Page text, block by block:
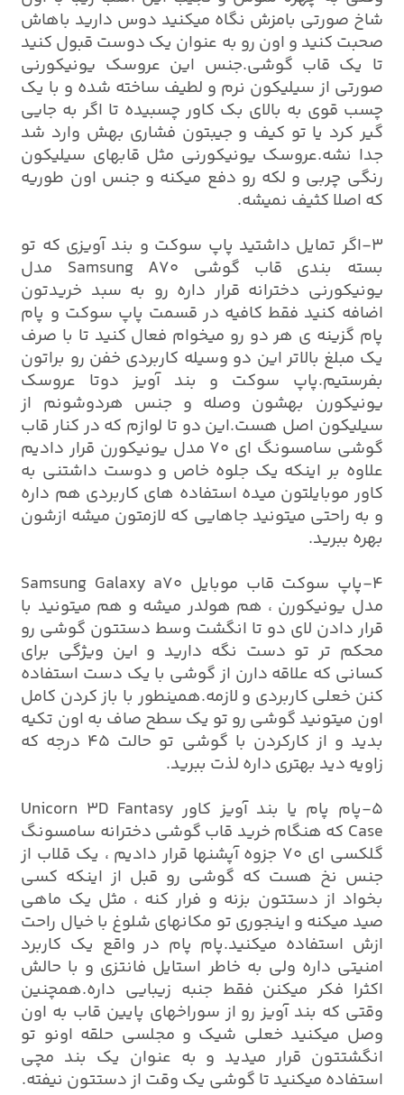
شاخ صورتی بامزش نگاه میکنید دوس دارید باهاش
صحبت کنید و اون رو به عنوان یک دوست قبول کنید
تا یک قاب گوشی.جنس این عروسک یونیکورنی
صورتی از سیلیکون نرم و لطیف ساخته شده و با یک
چسب قوی به بالای بک کاور چسبیده تا اگر به جایی
گیر کرد یا تو کیف و جیبتون فشاری بهش وارد شد
جدا نشه.عروسک یونیکورنی مثل قابهای سیلیکون
رنگی چربی و لکه رو دفع میکنه و جنس اون طوریه
که اصلا کثیف نمیشه.
3-اگر تمایل داشتید پاپ سوکت و بند آویزی که تو
بسته بندی قاب گوشی Samsung A70 مدل
یونیکورنی دخترانه قرار داره رو به سبد خریدتون
اضافه کنید فقط کافیه در قسمت پاپ سوکت و پام
پام گزینه ی هر دو رو میخوام فعال کنید تا با صرف
یک مبلغ بالاتر این دو وسیله کاربردی خفن رو براتون
بفرستیم.پاپ سوکت و بند آویز دوتا عروسک
یونیکورن بهشون وصله و جنس هردوشونم از
سیلیکون اصل هست.این دو تا لوازم که در کنار قاب
گوشی سامسونگ ای 70 مدل یونیکورن قرار دادیم
علاوه بر اینکه یک جلوه خاص و دوست داشتنی به
کاور موبایلتون میده استفاده های کاربردی هم داره
و به راحتی میتونید جاهایی که لازمتون میشه ازشون
بهره ببرید.
4-پاپ سوکت قاب موبایل Samsung Galaxy a70
مدل یونیکورن ، هم هولدر میشه و هم میتونید با
قرار دادن لای دو تا انگشت وسط دستتون گوشی رو
محکم تر تو دست نگه دارید و این ویژگی برای
کسانی که علاقه دارن از گوشی با یک دست استفاده
کنن خعلی کاربردی و لازمه.همینطور با باز کردن کامل
اون میتونید گوشی رو تو یک سطح صاف به اون تکیه
بدید و از کارکردن با گوشی تو حالت 45 درجه که
زاویه دید بهتری داره لذت ببرید.
5-پام پام یا بند آویز کاور Unicorn 3D Fantasy
Case که هنگام خرید قاب گوشی دخترانه سامسونگ
گلکسی ای 70 جزوه آپشنها قرار دادیم ، یک قلاب از
جنس نخ هست که گوشی رو قبل از اینکه کسی
بخواد از دستتون بزنه و فرار کنه ، مثل یک ماهی
صید میکنه و اینجوری تو مکانهای شلوغ با خیال راحت
ازش استفاده میکنید.پام پام در واقع یک کاربرد
امنیتی داره ولی به خاطر استایل فانتزی و با حالش
اکثرا فکر میکنن فقط جنبه زیبایی داره.همچنین
وقتی که بند آویز رو از سوراخهای پایین قاب به اون
وصل میکنید خعلی شیک و مجلسی حلقه اونو تو
انگشتتون قرار میدید و به عنوان یک بند مچی
استفاده میکنید تا گوشی یک وقت از دستتون نیفته.